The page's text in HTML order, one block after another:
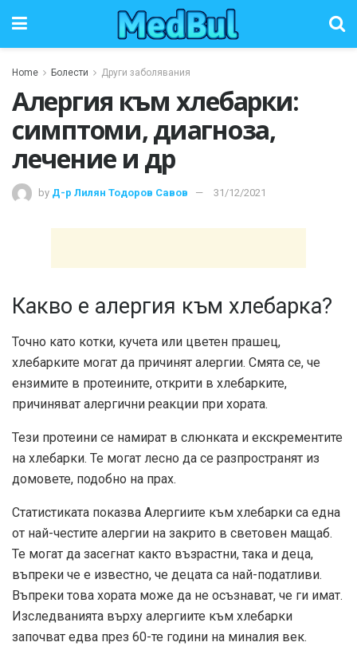
Home Болести Други заболявания
Алергия към хлебарки:
симптоми, диагноза,
лечение и др
by Д-р Лилян Тодоров Савов 31/12/2021
Какво е алергия към хлебарка?
Точно като котки, кучета или цветен прашец,
хлебарките могат да причинят алергии. Смята се, че
ензимите в протеините, открити в хлебарките,
причиняват алергични реакции при хората.
Тези протеини се намират в слюнката и екскрементите
на хлебарки. Те могат лесно да се разпространят из
домовете, подобно на прах.
Статистиката показва Алергиите към хлебарки са една
от най-честите алергии на закрито в световен мащаб.
Те могат да засегнат както възрастни, така и деца,
въпреки че е известно, че децата са най-податливи.
Въпреки това хората може да не осъзнават, че ги имат.
Изследванията върху алергиите към хлебарки
започват едва през 60-те години на миналия век.